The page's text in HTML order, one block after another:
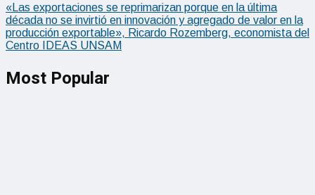
«Las exportaciones se reprimarizan porque en la última
década no se invirtió en innovación y agregado de valor en la
producción exportable», Ricardo Rozemberg, economista del
Centro IDEAS UNSAM
Most Popular